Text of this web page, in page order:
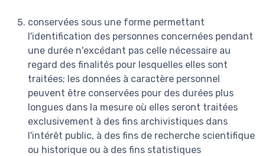
conservées sous une forme permettant
l'identification des personnes concernées pendant
une durée n'excédant pas celle nécessaire au
regard des finalités pour lesquelles elles sont
traitées; les données à caractère personnel
peuvent être conservées pour des durées plus
longues dans la mesure où elles seront traitées
exclusivement à des fins archivistiques dans
l'intérêt public, à des fins de recherche scientifique
ou historique ou à des fins statistiques